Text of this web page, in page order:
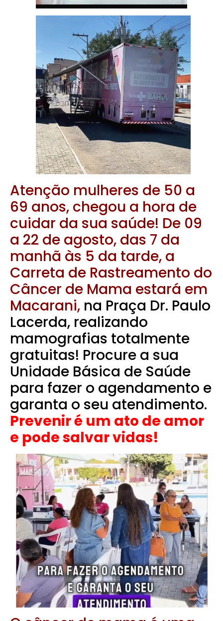
Atenção mulheres de 50 a
69 anos, chegou a hora de
cuidar da sua saúde! De 09
a 22 de agosto, das 7 da
manhã às 5 da tarde, a
Carreta de Rastreamento do
Câncer de Mama estará em
Macarani, na Praça Dr. Paulo
Lacerda, realizando
mamografias totalmente
gratuitas! Procure a sua
Unidade Básica de Saúde
para fazer o agendamento e
garanta o seu atendimento.
Prevenir é um ato de amor
e pode salvar vidas!